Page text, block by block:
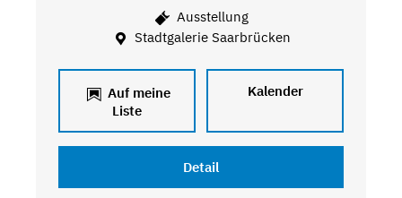
Ausstellung
Stadtgalerie Saarbrücken
Auf meine
Liste
Kalender
Detail